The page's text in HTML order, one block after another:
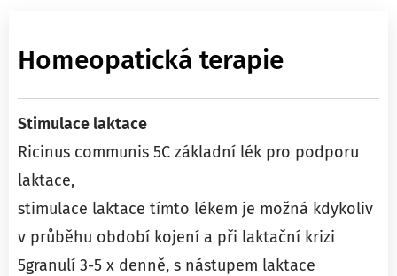
Homeopatická terapie
Stimulace laktace
Ricinus communis 5C základní lék pro podporu
laktace,
stimulace laktace tímto lékem je možná kdykoliv
v průběhu období kojení a při laktační krizi
5granulí 3-5 x denně, s nástupem laktace